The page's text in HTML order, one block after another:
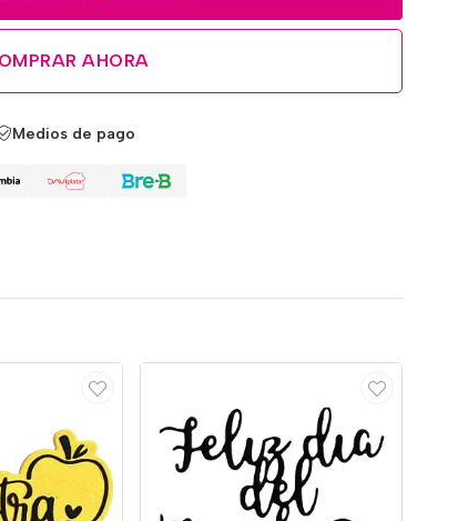
AHORA
Medios de pago